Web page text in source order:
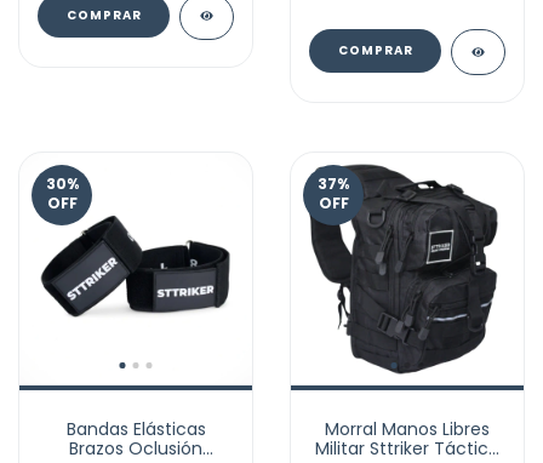
COMPRAR
COMPRAR
30%
OFF
Bandas Elásticas
Brazos Oclusión
37%
OFF
Morral Manos Libres
Militar Sttriker Táctica